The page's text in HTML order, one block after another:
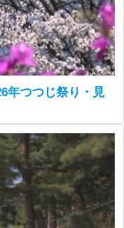
年つつじ祭り・見